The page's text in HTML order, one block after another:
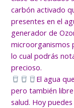
carbón activado
presentes en el
generador de
microorganismos
lo cual podrás
precioso.
El agua
pero también
salud. Hoy